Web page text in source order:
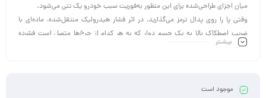
میان اجزای طراحی‌شده برای این منظور به‌فوریت سبب خودرو یک تنی می‌شود.
وقتی پا را روی پدال ترمز می‌گذارید، در اثر فشار هیدرولیک منتقل‌شده، ماده‌ای با
ضریب اصطکاک بالا به یک جسم دوار که به هر کدام از چرخ‌ها متصل است فشرده
می‌شود. اصطکاک سبب کاهش سرعت خودرو می‌شود و محصول جانبی این فرایند،
بیشـتر
موجود است